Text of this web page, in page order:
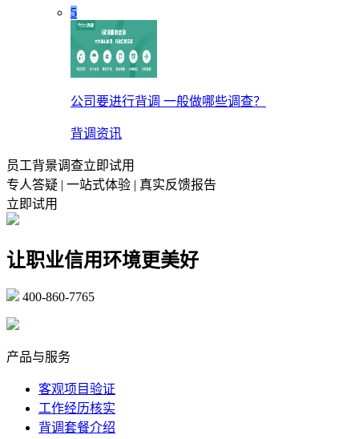
5
公司要进行背调 一般做哪些调查？
背调资讯
员工背景调查立即试用
专人答疑 | 一站式体验 | 真实反馈报告
立即试用
让职业信用环境更美好
400-860-7765
产品与服务
客观项目验证
工作经历核实
背调套餐介绍